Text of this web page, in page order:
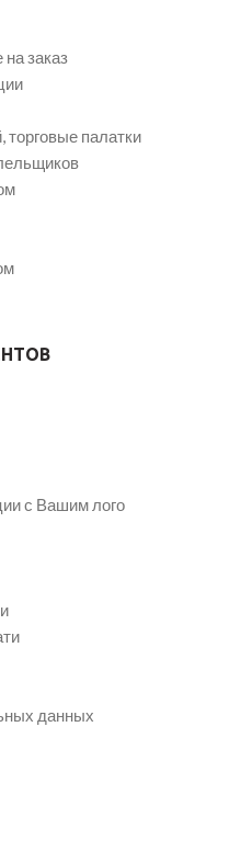
на заказ
палатки
с Вашим лого
данных